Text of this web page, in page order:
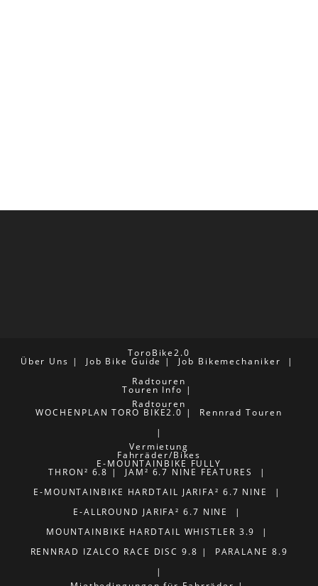
ToroBike2.0
Über Uns Job Bike Guide
Job Bikemechaniker
Radtouren
Touren Info
Radtouren
WOCHENPLAN TORO BIKE2.0 Rennrad Touren
Vermietung
Fahrräder/Bikes
E-MOUNTAINBIKE FULLY
THRON² 6.8
JAM² 6.7 NINE FEATURES
E-MOUNTAINBIKE HARDTAIL JARIFA² 6.7 NINE
E-ALLROUND JARIFA² 6.7 NINE
MOUNTAINBIKE HARDTAIL WHISTLER 3.9
RENNRAD IZALCO RACE DISC 9.8 PARALANE 8.9